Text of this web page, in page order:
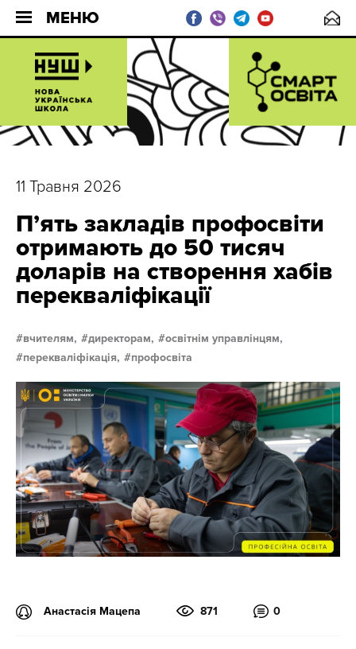
МЕНЮ
11 Травня 2026
П’ять закладів профосвіти
отримають до 50 тисяч
доларів на створення хабів
перекваліфікації
вчителям, директорам,
освітнім управлінцям,
перекваліфікація,
профосвіта
Анастасія Мацепа 871 0